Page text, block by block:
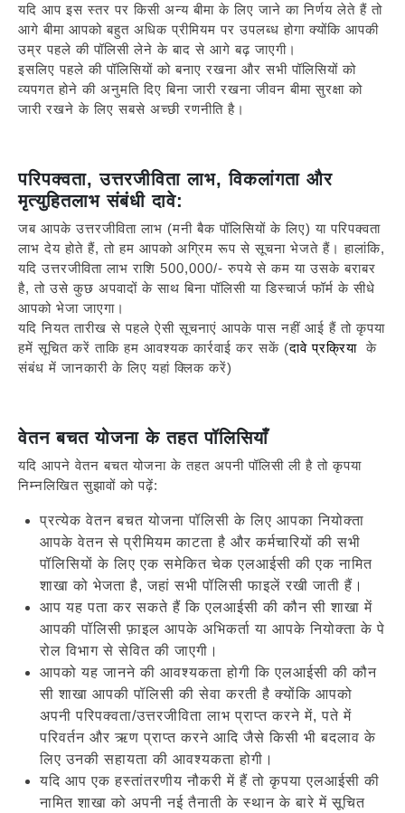
यदि आप इस स्तर पर किसी अन्य बीमा के लिए जाने का निर्णय लेते हैं तो
आगे बीमा आपको बहुत अधिक प्रीमियम पर उपलब्ध होगा क्योंकि आपकी
उम्र पहले की पॉलिसी लेने के बाद से आगे बढ़ जाएगी।
इसलिए पहले की पॉलिसियों को बनाए रखना और सभी पॉलिसियों को
व्यपगत होने की अनुमति दिए बिना जारी रखना जीवन बीमा सुरक्षा को
जारी रखने के लिए सबसे अच्छी रणनीति है।
परिपक्वता, उत्तरजीविता लाभ, विकलांगता और
मृत्युहितलाभ संबंधी दावे:
जब आपके उत्तरजीविता लाभ (मनी बैक पॉलिसियों के लिए) या परिपक्वता
लाभ देय होते हैं, तो हम आपको अग्रिम रूप से सूचना भेजते हैं। हालांकि,
यदि उत्तरजीविता लाभ राशि 500,000/- रुपये से कम या उसके बराबर
है, तो उसे कुछ अपवादों के साथ बिना पॉलिसी या डिस्चार्ज फॉर्म के सीधे
आपको भेजा जाएगा।
यदि नियत तारीख से पहले ऐसी सूचनाएं आपके पास नहीं आई हैं तो कृपया
हमें सूचित करें ताकि हम आवश्यक कार्रवाई कर सकें (दावे प्रक्रियाके
संबंध में जानकारी के लिए यहां क्लिक करें)
वेतन बचत योजना के तहत पॉलिसियाँ
यदि आपने वेतन बचत योजना के तहत अपनी पॉलिसी ली है तो कृपया
निम्नलिखित सुझावों को पढ़ें:
प्रत्येक वेतन बचत योजना पॉलिसी के लिए आपका नियोक्ता
आपके वेतन से प्रीमियम काटता है और कर्मचारियों की सभी
पॉलिसियों के लिए एक समेकित चेक एलआईसी की एक नामित
शाखा को भेजता है, जहां सभी पॉलिसी फाइलें रखी जाती हैं।
आप यह पता कर सकते हैं कि एलआईसी की कौन सी शाखा में
आपकी पॉलिसी फ़ाइल आपके अभिकर्ता या आपके नियोक्ता के पे
रोल विभाग से सेवित की जाएगी।
आपको यह जानने की आवश्यकता होगी कि एलआईसी की कौन
सी शाखा आपकी पॉलिसी की सेवा करती है क्योंकि आपको
अपनी परिपक्वता/उत्तरजीविता लाभ प्राप्त करने में, पते में
परिवर्तन और ऋण प्राप्त करने आदि जैसे किसी भी बदलाव के
लिए उनकी सहायता की आवश्यकता होगी।
यदि आप एक हस्तांतरणीय नौकरी में हैं तो कृपया एलआईसी की
नामित शाखा को अपनी नई तैनाती के स्थान के बारे में सूचित